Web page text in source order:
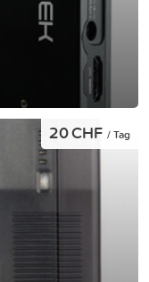
20 CHF / Tag